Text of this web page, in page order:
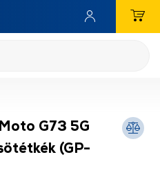
G73 5G
(GP-